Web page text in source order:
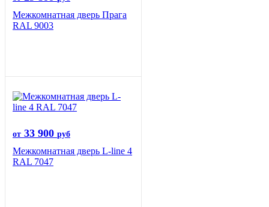
Межкомнатная дверь Прага
RAL 9003
от 33 900 руб
Межкомнатная дверь L-line 4
RAL 7047